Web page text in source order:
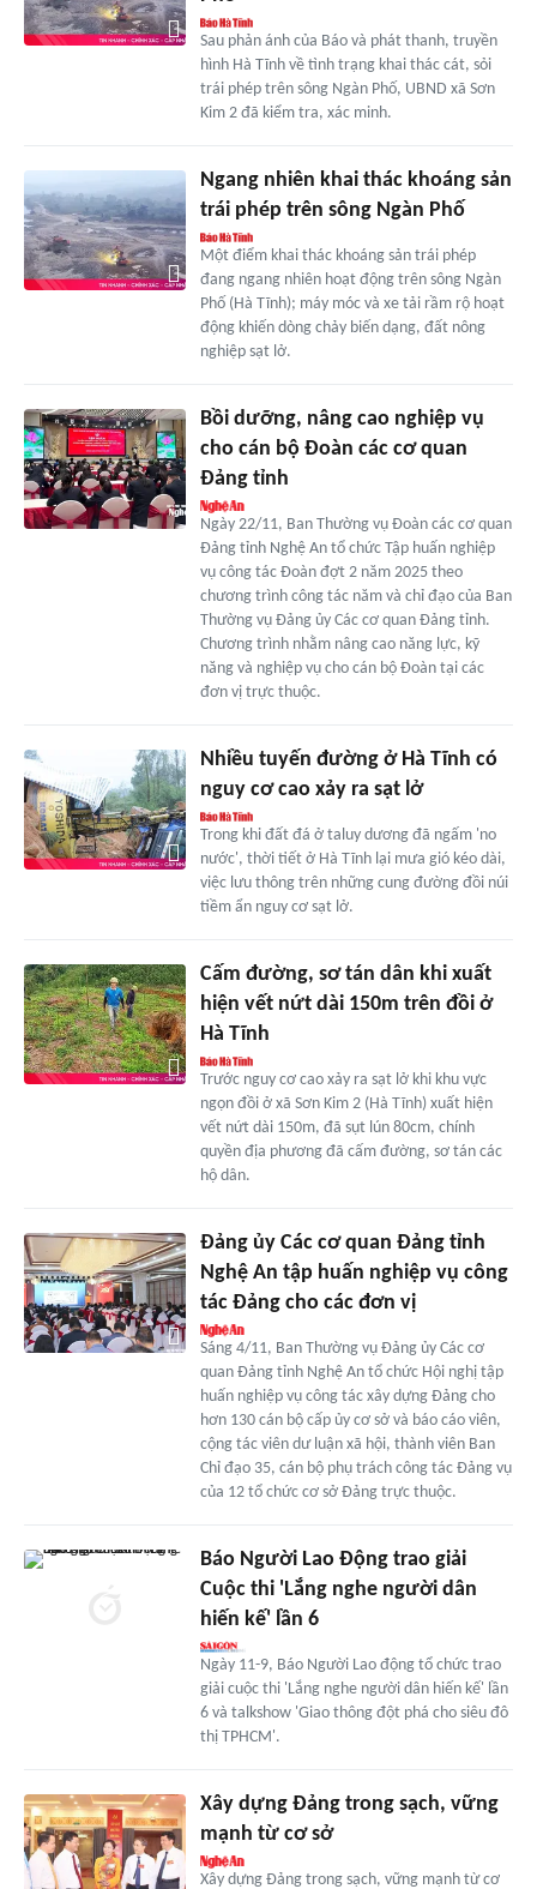
Sau phản ánh của Báo và phát thanh, truyền
hình Hà Tĩnh về tình trạng khai thác cát, sỏi
trái phép trên sông Ngàn Phố, UBND xã Sơn
Kim 2 đã kiểm tra, xác minh.
Ngang nhiên khai thác khoáng sản
trái phép trên sông Ngàn Phố
Một điểm khai thác khoáng sản trái phép
đang ngang nhiên hoạt động trên sông Ngàn
Phố (Hà Tĩnh); máy móc và xe tải rầm rộ hoạt
động khiến dòng chảy biến dạng, đất nông
nghiệp sạt lở.
Bồi dưỡng, nâng cao nghiệp vụ
cho cán bộ Đoàn các cơ quan
Đảng tỉnh
Ngày 22/11, Ban Thường vụ Đoàn các cơ quan
Đảng tỉnh Nghệ An tổ chức Tập huấn nghiệp
vụ công tác Đoàn đợt 2 năm 2025 theo
chương trình công tác năm và chỉ đạo của Ban
Thường vụ Đảng ủy Các cơ quan Đảng tỉnh.
Chương trình nhằm nâng cao năng lực, kỹ
năng và nghiệp vụ cho cán bộ Đoàn tại các
đơn vị trực thuộc.
Nhiều tuyến đường ở Hà Tĩnh có
nguy cơ cao xảy ra sạt lở
Trong khi đất đá ở taluy dương đã ngấm 'no
nước', thời tiết ở Hà Tĩnh lại mưa gió kéo dài,
việc lưu thông trên những cung đường đồi núi
tiềm ẩn nguy cơ sạt lở.
Cấm đường, sơ tán dân khi xuất
hiện vết nứt dài 150m trên đồi ở
Hà Tĩnh
Trước nguy cơ cao xảy ra sạt lở khi khu vực
ngọn đồi ở xã Sơn Kim 2 (Hà Tĩnh) xuất hiện
vết nứt dài 150m, đã sụt lún 80cm, chính
quyền địa phương đã cấm đường, sơ tán các
hộ dân.
Đảng ủy Các cơ quan Đảng tỉnh
Nghệ An tập huấn nghiệp vụ công
tác Đảng cho các đơn vị
Sáng 4/11, Ban Thường vụ Đảng ủy Các cơ
quan Đảng tỉnh Nghệ An tổ chức Hội nghị tập
huấn nghiệp vụ công tác xây dựng Đảng cho
hơn 130 cán bộ cấp ủy cơ sở và báo cáo viên,
cộng tác viên dư luận xã hội, thành viên Ban
Chỉ đạo 35, cán bộ phụ trách công tác Đảng vụ
của 12 tổ chức cơ sở Đảng trực thuộc.
Báo Người Lao Động trao giải
Cuộc thi 'Lắng nghe người dân
hiến kế' lần 6
Ngày 11-9, Báo Người Lao động tổ chức trao
giải cuộc thi 'Lắng nghe người dân hiến kế' lần
6 và talkshow 'Giao thông đột phá cho siêu đô
thị TPHCM'.
Xây dựng Đảng trong sạch, vững
mạnh từ cơ sở
Xây dựng Đảng trong sạch, vững mạnh từ cơ